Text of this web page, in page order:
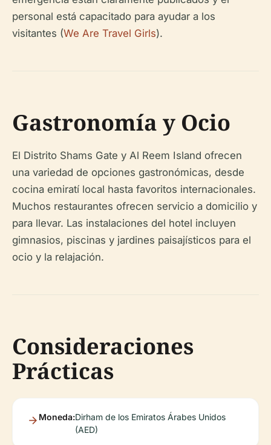
personal está capacitado para ayudar a los
visitantes (We Are Travel Girls).
Gastronomía y Ocio
El Distrito Shams Gate y Al Reem Island ofrecen
una variedad de opciones gastronómicas, desde
cocina emiratí local hasta favoritos internacionales.
Muchos restaurantes ofrecen servicio a domicilio y
para llevar. Las instalaciones del hotel incluyen
gimnasios, piscinas y jardines paisajísticos para el
ocio y la relajación.
Consideraciones
Prácticas
Moneda:Dirham de los Emiratos Árabes Unidos
(AED)